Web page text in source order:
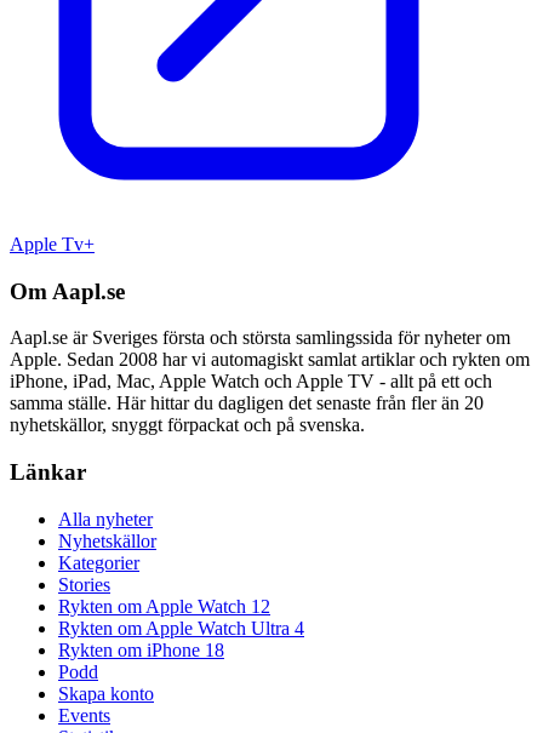
Apple Tv+
Om Aapl.se
Aapl.se är Sveriges första och största samlingssida för nyheter om
Apple. Sedan 2008 har vi automagiskt samlat artiklar och rykten om
iPhone, iPad, Mac, Apple Watch och Apple TV - allt på ett och
samma ställe. Här hittar du dagligen det senaste från fler än 20
nyhetskällor, snyggt förpackat och på svenska.
Länkar
Alla nyheter
Nyhetskällor
Kategorier
Stories
Rykten om Apple Watch 12
Rykten om Apple Watch Ultra 4
Rykten om iPhone 18
Podd
Skapa konto
Events